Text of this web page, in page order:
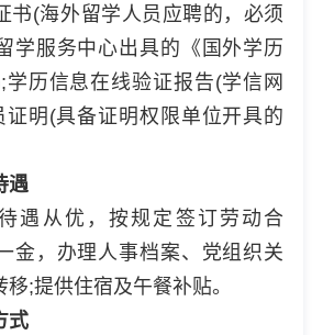
书(海外留学人员应聘的，必须
学服务中心出具的《国外学历
学历信息在线验证报告(学信网
证明(具备证明权限单位开具的
遇
遇从优，按规定签订劳动合
金，办理人事档案、党组织关
;提供住宿及午餐补贴。
式